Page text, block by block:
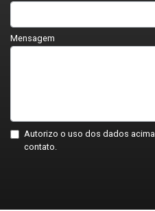
Mensagem
Autorizo o uso dos dados
contato.